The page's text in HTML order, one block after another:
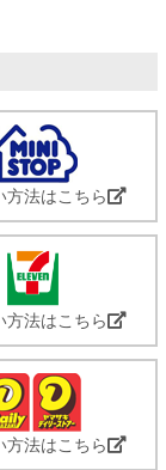
方法はこちら
方法はこちら
方法はこちら